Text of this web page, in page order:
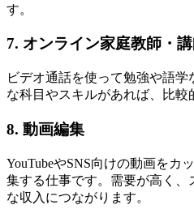
す。
7. オンライン家庭教師・
ビデオ通話を使って勉強や語
な科目やスキルがあれば、比較
8. 動画編集
YouTubeやSNS向けの動画をカ
集する仕事です。需要が高く
な収入につながります。